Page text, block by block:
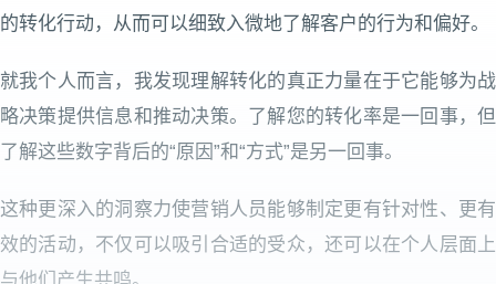
的转化行动，从而可以细致入微地了解客户的行为和偏好。
就我个人而言，我发现理解转化的真正力量在于它能够为战
略决策提供信息和推动决策。了解您的转化率是一回事，但
了解这些数字背后的“原因”和“方式”是另一回事。
这种更深入的洞察力使营销人员能够制定更有针对性、更有
效的活动，不仅可以吸引合适的受众，还可以在个人层面上
与他们产生共鸣。